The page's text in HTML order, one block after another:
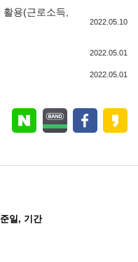
용(근로소득,
2022.05.10
2022.05.01
2022.05.01
일, 기간